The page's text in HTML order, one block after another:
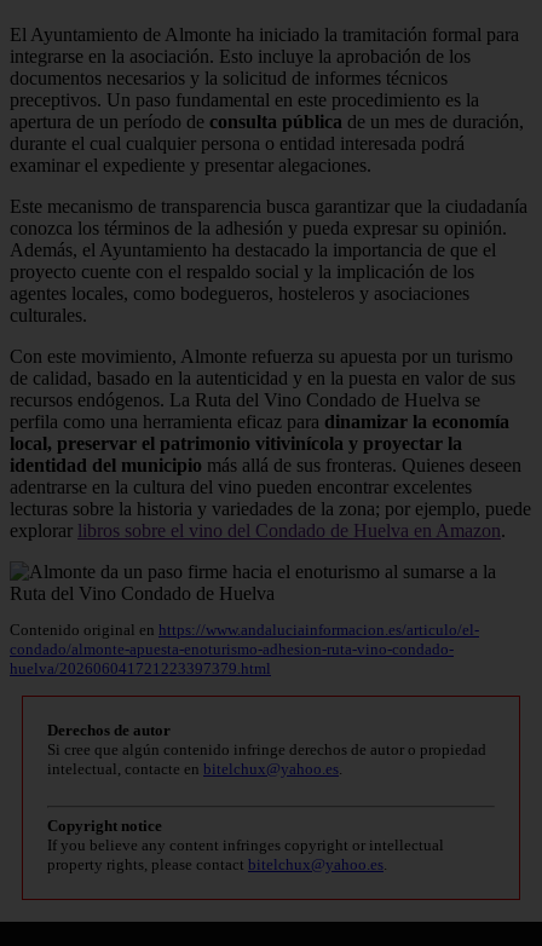
El Ayuntamiento de Almonte ha iniciado la tramitación formal para
integrarse en la asociación. Esto incluye la aprobación de los
documentos necesarios y la solicitud de informes técnicos
preceptivos. Un paso fundamental en este procedimiento es la
apertura de un período de consulta pública de un mes de duración,
durante el cual cualquier persona o entidad interesada podrá
examinar el expediente y presentar alegaciones.
Este mecanismo de transparencia busca garantizar que la ciudadanía
conozca los términos de la adhesión y pueda expresar su opinión.
Además, el Ayuntamiento ha destacado la importancia de que el
proyecto cuente con el respaldo social y la implicación de los
agentes locales, como bodegueros, hosteleros y asociaciones
culturales.
Con este movimiento, Almonte refuerza su apuesta por un turismo
de calidad, basado en la autenticidad y en la puesta en valor de sus
recursos endógenos. La Ruta del Vino Condado de Huelva se
perfila como una herramienta eficaz para dinamizar la economía
local, preservar el patrimonio vitivinícola y proyectar la
identidad del municipio más allá de sus fronteras. Quienes deseen
adentrarse en la cultura del vino pueden encontrar excelentes
lecturas sobre la historia y variedades de la zona; por ejemplo, puede
explorar libros sobre el vino del Condado de Huelva en Amazon.
Contenido original en https://www.andaluciainformacion.es/articulo/el-
condado/almonte-apuesta-enoturismo-adhesion-ruta-vino-condado-
huelva/202606041721223397379.html
Derechos de autor
Si cree que algún contenido infringe derechos de autor o propiedad
intelectual, contacte en bitelchux@yahoo.es
Copyright notice
If you believe any content infringes copyright or intellectual
property rights, please contact bitelchux@yahoo.es